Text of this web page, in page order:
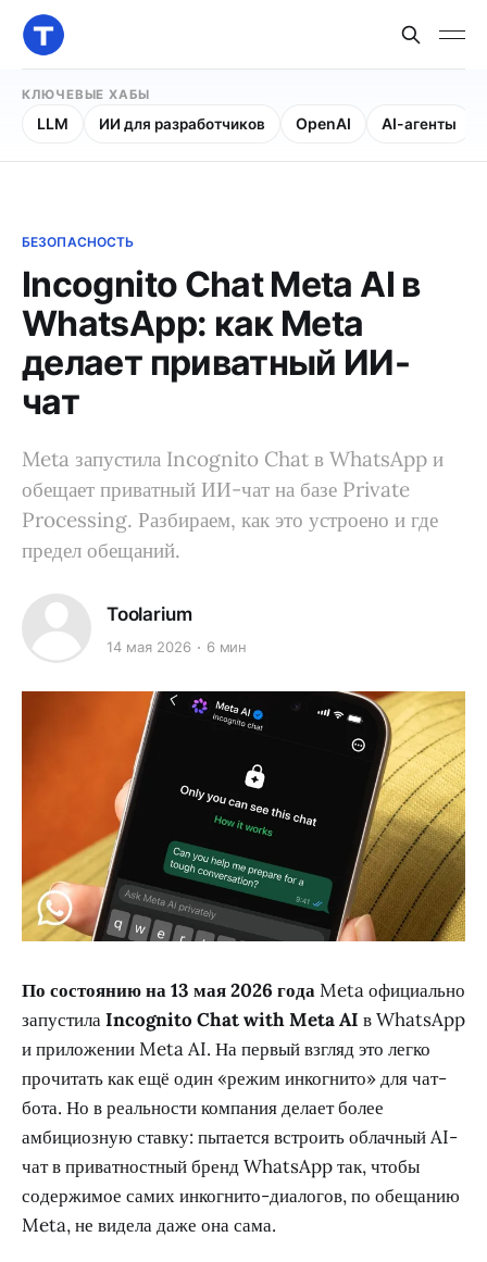
КЛЮЧЕВЫЕ ХАБЫ
LLM ИИ для разработчиков OpenAI AI-агенты
БЕЗОПАСНОСТЬ
Incognito Chat Meta AI в
WhatsApp: как Meta
делает приватный ИИ-
чат
Meta запустила Incognito Chat в WhatsApp и
обещает приватный ИИ-чат на базе Private
Processing. Разбираем, как это устроено и где
предел обещаний.
Toolarium
14 мая 2026 6 мин
По состоянию на 13 мая 2026 годаMeta официально
запустилаIncognito Chat with Meta AI в WhatsApp
и приложении Meta AI. На первый взгляд это легко
прочитать как ещё один «режим инкогнито» для чат-
бота. Но в реальности компания делает более
амбициозную ставку: пытается встроить облачный AI-
чат в приватностный бренд WhatsApp так, чтобы
содержимое самих инкогнито-диалогов, по обещанию
Meta, не видела даже она сама.